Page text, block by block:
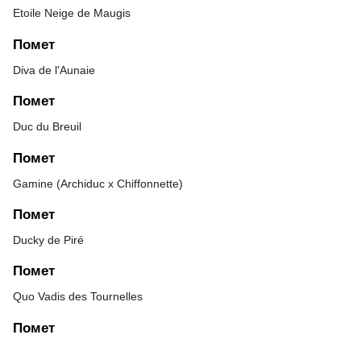
Etoile Neige de Maugis
Помет
Diva de l'Aunaie
Помет
Duc du Breuil
Помет
Gamine (Archiduc x Chiffonnette)
Помет
Ducky de Piré
Помет
Quo Vadis des Tournelles
Помет